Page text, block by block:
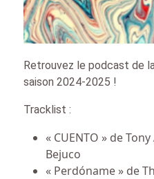
Retrouvez le podcast de
saison 2024-2025 !
Tracklist :
« CUENTO » de
Bejuco
« Perdóname » de